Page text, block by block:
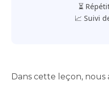
⏳
📈 Suivi
Dans cette leçon,